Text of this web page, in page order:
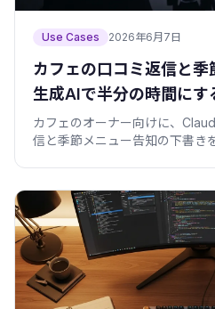
Use Cases 2026年6月7日
カフェの口コミ返信と季
生成AIで半分の時間にす
カフェのオーナー向けに、
信と季節メニュー告知の下書き